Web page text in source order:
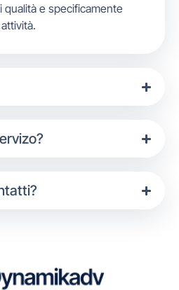
qualità e specificamente